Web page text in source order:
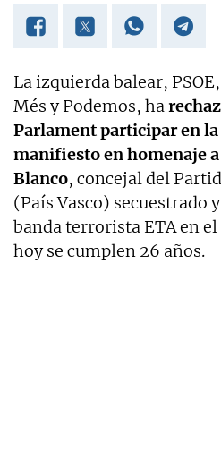
La izquierda balear,
Més y Podemos, ha
Parlament participar en
manifiesto en homenaje
Blanco, concejal del
(País Vasco) secuestrado
banda terrorista ETA en
hoy se cumplen 26 años.